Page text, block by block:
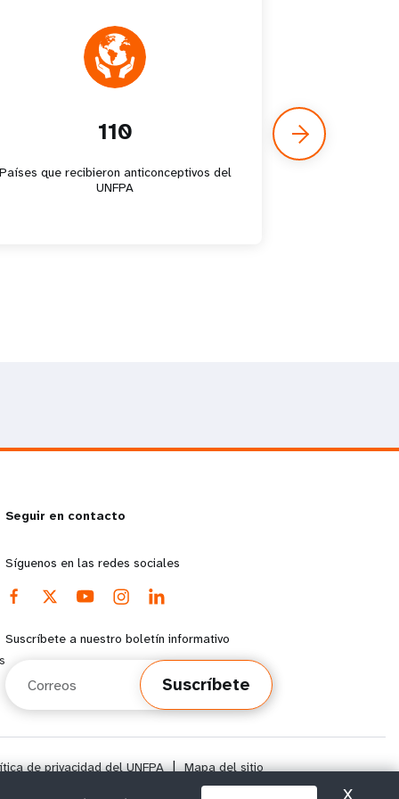
110
Países que recibieron anticonceptivos del
UNFPA
Seguir en contacto
Síguenos en las redes sociales
Suscríbete a nuestro boletín informativo
Suscríbete
de privacidad del UNFPA | Mapa del sitio
X